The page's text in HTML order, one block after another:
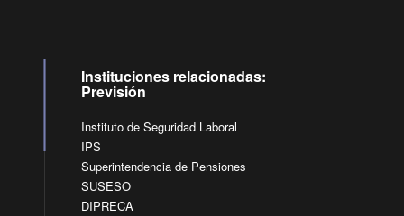
Instituciones relacionadas:
Previsión
Instituto de Seguridad Laboral
IPS
Superintendencia de Pensiones
SUSESO
DIPRECA